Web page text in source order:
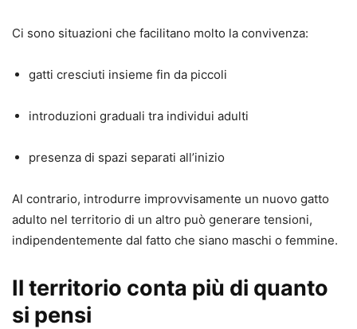
Ci sono situazioni che facilitano molto la convivenza:
gatti cresciuti insieme fin da piccoli
introduzioni graduali tra individui adulti
presenza di spazi separati all’inizio
Al contrario, introdurre improvvisamente un nuovo gatto
adulto nel territorio di un altro può generare tensioni,
indipendentemente dal fatto che siano maschi o femmine.
Il territorio conta più di quanto
si pensi